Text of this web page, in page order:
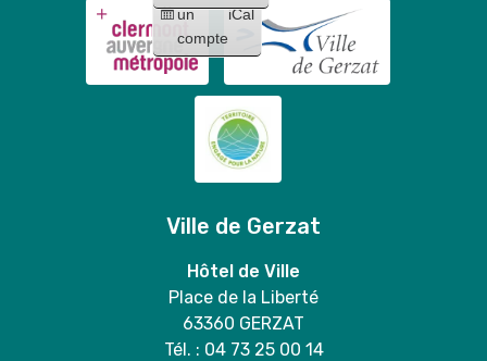
un
compte
iCal
Ville de Gerzat
Hôtel de Ville
Place de la Liberté
63360 GERZAT
Tél. : 04 73 25 00 14